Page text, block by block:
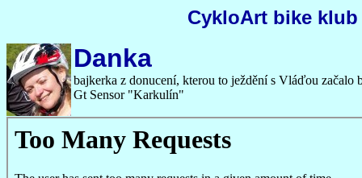
CykloArt bike
Danka
bajkerka z donucení, kterou to ježdění s Vláďou začalo
Gt Sensor "Karkulín"